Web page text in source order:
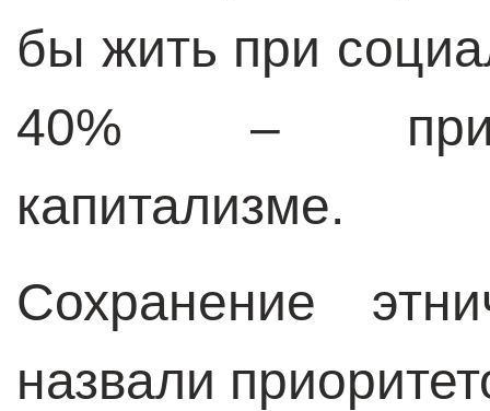
бы жить при
40% – при
капитализме.
Сохранение
назвали